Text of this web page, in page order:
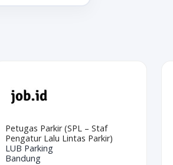
Petugas Parkir (SPL – Staf
Pengatur Lalu Lintas Parkir)
LUB Parking
Bandung